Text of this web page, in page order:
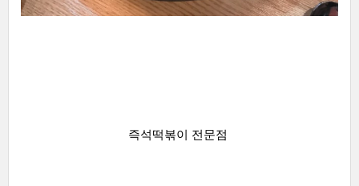
즉석떡볶이 전문점